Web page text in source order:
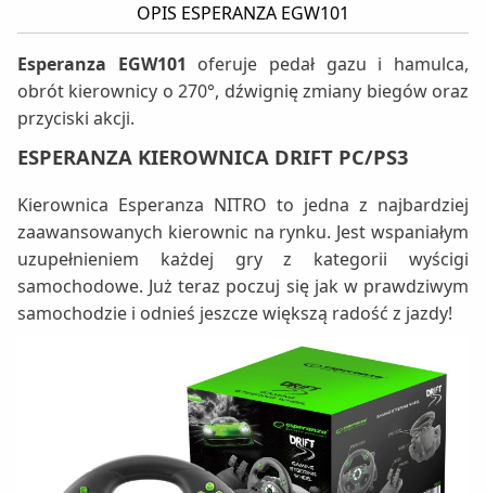
OPIS ESPERANZA EGW101
Esperanza EGW101 oferuje pedał gazu i hamulca,
obrót kierownicy o 270°, dźwignię zmiany biegów oraz
przyciski akcji.
ESPERANZA KIEROWNICA DRIFT PC/PS3
Kierownica Esperanza NITRO to jedna z najbardziej
zaawansowanych kierownic na rynku. Jest wspaniałym
uzupełnieniem każdej gry z kategorii wyścigi
samochodowe. Już teraz poczuj się jak w prawdziwym
samochodzie i odnieś jeszcze większą radość z jazdy!